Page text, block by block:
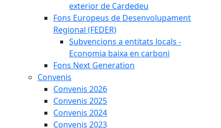
exterior de Cardedeu
Fons Europeus de Desenvolupament
Regional (FEDER)
Subvencions a entitats locals -
Economia baixa en carboni
Fons Next Generation
Convenis
Convenis 2026
Convenis 2025
Convenis 2024
Convenis 2023